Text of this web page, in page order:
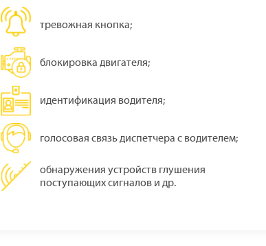
тревожная кнопка;
блокировка двигателя;
идентификация водителя;
голосовая связь диспетчера с водителем;
обнаружения устройств глушения
поступающих сигналов и др.